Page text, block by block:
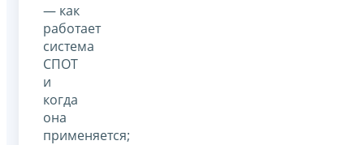
— как
работает
система
СПОТ
и
когда
она
применяется;